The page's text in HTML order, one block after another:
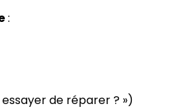
:
de réparer ? »)